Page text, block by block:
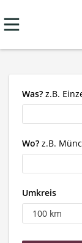
Was? z.B.
Wo? z.B.
Umkreis